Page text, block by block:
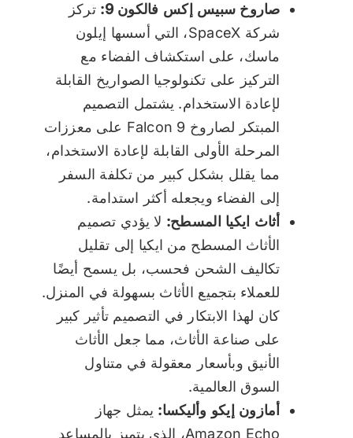
صاروخ سبيس إكس فالكون 9:
تركز
شركة SpaceX، التي أسسها إيلون
ماسك، على استكشاف الفضاء مع
التركيز على تكنولوجيا الصواريخ القابلة
لإعادة الاستخدام. يشتمل التصميم
المبتكر لصاروخ Falcon 9 على معززات
المرحلة الأولى القابلة لإعادة الاستخدام،
مما يقلل بشكل كبير من تكلفة السفر
إلى الفضاء ويجعله أكثر استدامة.
أثاث ايكيا المسطح: لا يؤدي تصميم
الأثاث المسطح من ايكيا إلى تقليل
تكاليف الشحن فحسب، بل يسمح أيضًا
للعملاء بتجميع الأثاث بسهولة في المنزل.
كان لهذا الابتكار في التصميم تأثير كبير
على صناعة الأثاث، مما جعل الأثاث
الأنيق وبأسعار معقولة في متناول
السوق العالمية.
أمازون إيكو وأليكسا: يمثل جهاز
Amazon Echo، الذي يتميز بالمساعد